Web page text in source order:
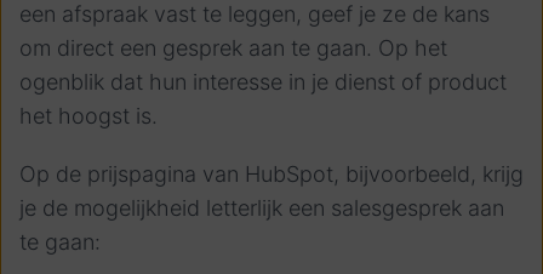
een afspraak vast te leggen, geef je ze de kans
om direct een gesprek aan te gaan. Op het
ogenblik dat hun interesse in je dienst of product
het hoogst is.
Op de prijspagina van HubSpot, bijvoorbeeld, krijg
je de mogelijkheid letterlijk een salesgesprek aan
te gaan: